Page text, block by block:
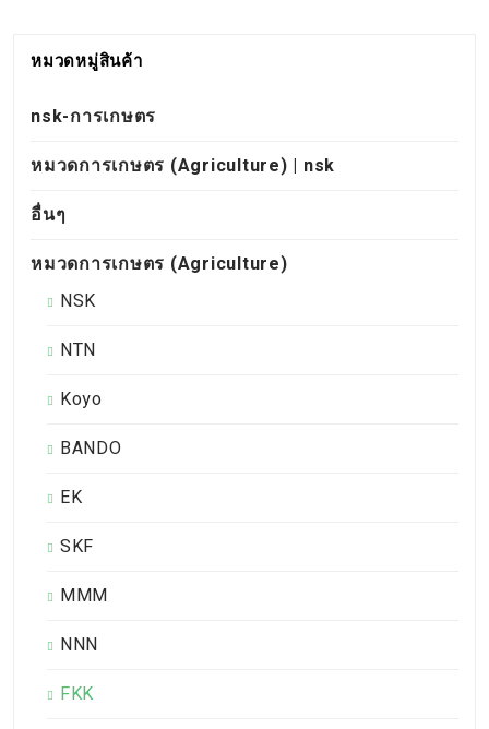
หมวดหมู่สินค้า
nsk-การเกษตร
หมวดการเกษตร (Agriculture) | nsk
อื่นๆ
หมวดการเกษตร (Agriculture)
NSK
NTN
Koyo
BANDO
EK
SKF
MMM
NNN
FKK